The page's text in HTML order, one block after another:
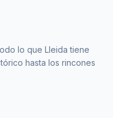
lo que Lleida tiene
hasta los rincones